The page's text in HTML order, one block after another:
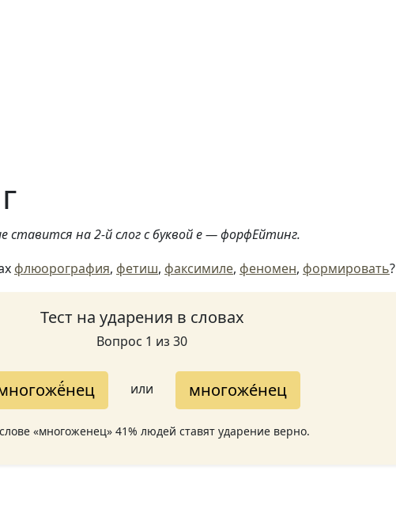
ставится на 2-й слог с буквой е — форфЕйтинг.
флюорография, фетиш, факсимиле, феномен, формировать?
Тест на ударения в словах
Вопрос 1 из 30
или многоже́нец
«многоженец» 41% людей ставят ударение верно.